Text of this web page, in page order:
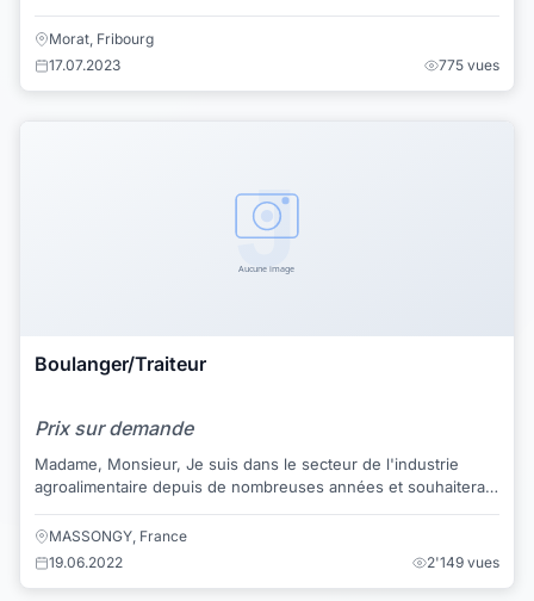
B Je suis à la recherche d'un t...
Morat, Fribourg
17.07.2023
775 vues
Boulanger/Traiteur
Prix sur demande
Madame, Monsieur, Je suis dans le secteur de l'industrie
agroalimentaire depuis de nombreuses années et souhaiterais
MASSONGY, France
19.06.2022
2'149 vues